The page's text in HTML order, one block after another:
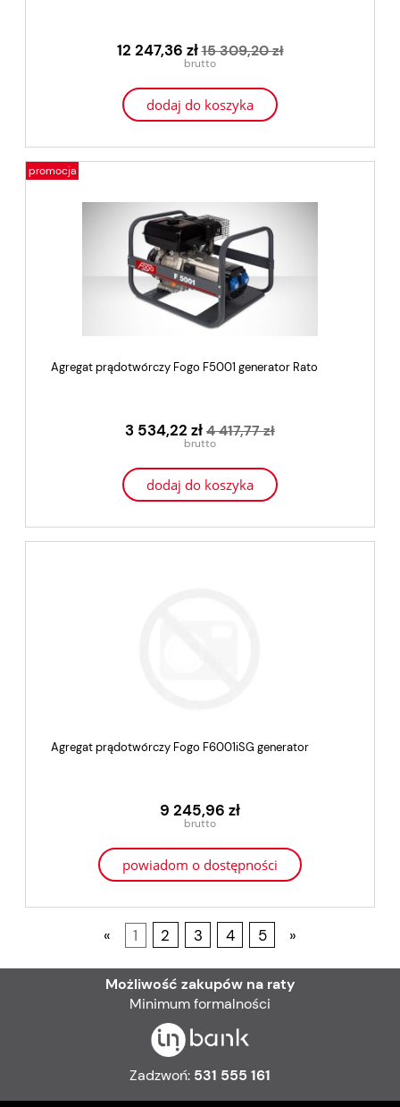
12 247,36 zł15 309,20 zł
dodaj do koszyka
Agregat prądotwórczy Fogo F5001 generator Rato
3 534,22 zł4 417,77 zł
dodaj do koszyka
promocja
Agregat prądotwórczy Fogo F6001iSG generator
9 245,96 zł
powiadom o dostępności
« 1 2 3 4 5 »
Możliwość zakupów na raty
Minimum formalności
Zadzwoń: 531 555 161